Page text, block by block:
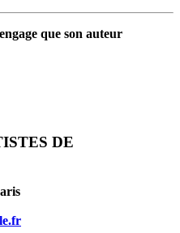
que son auteur
DE